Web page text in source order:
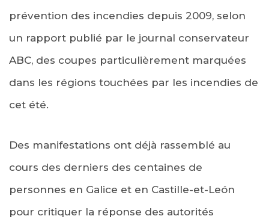
prévention des incendies depuis 2009, selon
un rapport publié par le journal conservateur
ABC, des coupes particulièrement marquées
dans les régions touchées par les incendies de
cet été.
Des manifestations ont déjà rassemblé au
cours des derniers des centaines de
personnes en Galice et en Castille-et-León
pour critiquer la réponse des autorités